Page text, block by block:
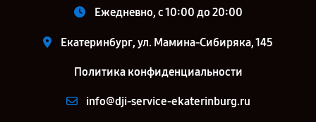
Ежедневно, с 10:00 до 20:00
Екатеринбург, ул. Мамина-Сибиряка, 145
Политика конфиденциальности
info@dji-service-ekaterinburg.ru